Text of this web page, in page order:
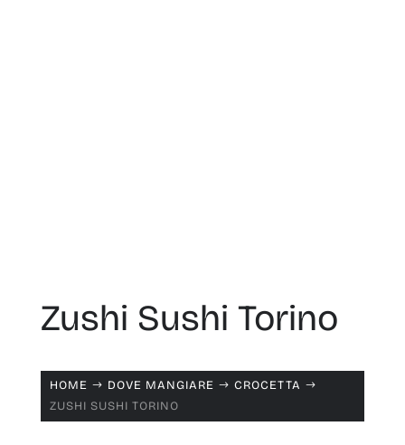
Zushi Sushi Torino
HOME $ DOVE MANGIARE $ CROCETTA $
ZUSHI SUSHI TORINO